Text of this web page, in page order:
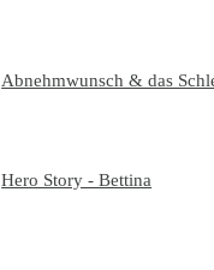
Abnehmwunsch & das
Hero Story - Bettina